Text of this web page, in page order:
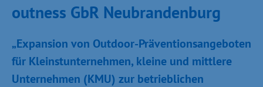
outness GbR Neubrandenburg
„Expansion von Outdoor-Präventionsangeboten
für Kleinstunternehmen, kleine und mittlere
Unternehmen (KMU) zur betrieblichen